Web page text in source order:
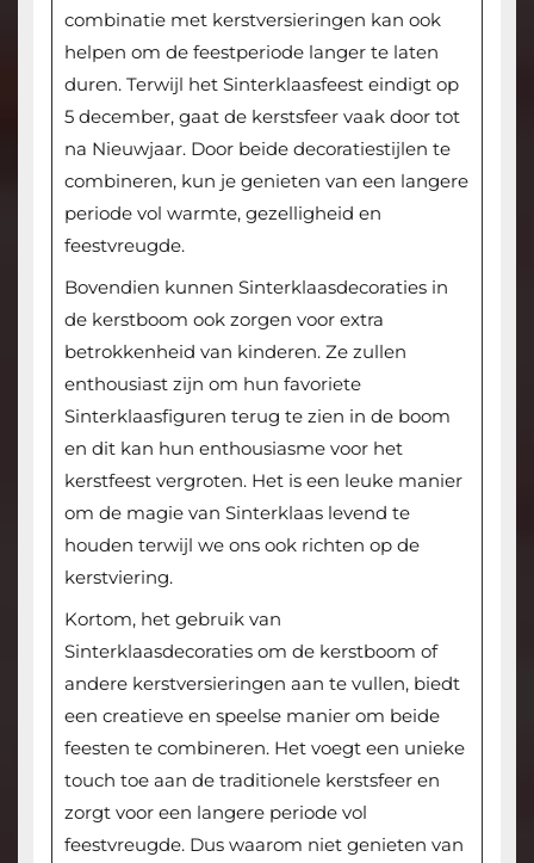
combinatie met kerstversieringen kan ook
helpen om de feestperiode langer te laten
duren. Terwijl het Sinterklaasfeest eindigt op
5 december, gaat de kerstsfeer vaak door tot
na Nieuwjaar. Door beide decoratiestijlen te
combineren, kun je genieten van een langere
periode vol warmte, gezelligheid en
feestvreugde.
Bovendien kunnen Sinterklaasdecoraties in
de kerstboom ook zorgen voor extra
betrokkenheid van kinderen. Ze zullen
enthousiast zijn om hun favoriete
Sinterklaasfiguren terug te zien in de boom
en dit kan hun enthousiasme voor het
kerstfeest vergroten. Het is een leuke manier
om de magie van Sinterklaas levend te
houden terwijl we ons ook richten op de
kerstviering.
Kortom, het gebruik van
Sinterklaasdecoraties om de kerstboom of
andere kerstversieringen aan te vullen, biedt
een creatieve en speelse manier om beide
feesten te combineren. Het voegt een unieke
touch toe aan de traditionele kerstsfeer en
zorgt voor een langere periode vol
feestvreugde. Dus waarom niet genieten van